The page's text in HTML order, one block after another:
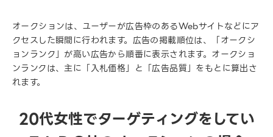
オークションは、ユーザーが広告枠のあるWebサイトなどにア
クセスした瞬間に行われます。広告の掲載順位は、「オークシ
ョンランク」が高い広告から順番に表示されます。オークショ
ンランクは、主に「入札価格」と「広告品質」をもとに算出さ
れます。
20代女性でターゲティングをしてい